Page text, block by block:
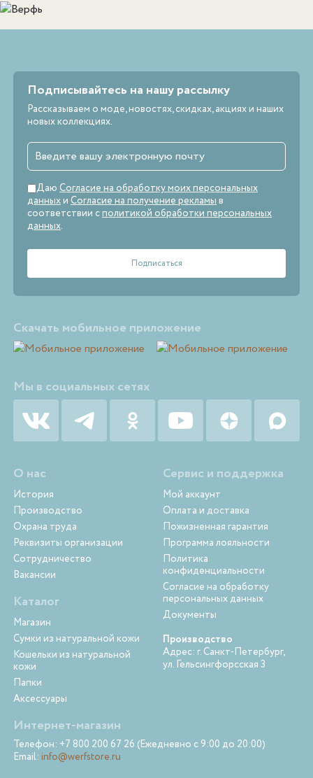
Подписывайтесь на нашу рассылку
Рассказываем о моде, новостях, скидках, акциях и наших
новых коллекциях.
Даю Согласие на обработку моих персональных
данныхи Согласие на получение рекламы в
соответствии сполитикой обработки персональных
данных.
Скачать мобильное приложение
Мы в социальных сетях
О нас
История
Производство
Охрана труда
Реквизиты организации
Сотрудничество
Вакансии
Каталог
Магазин
Сумки из натуральной кожи
Кошельки из натуральной
кожи
Папки
Аксессуары
Сервис и поддержка
Мой аккаунт
Оплата и доставка
Пожизненная гарантия
Программа лояльности
Политика
конфиденциальности
Согласие на обработку
персональных данных
Документы
Производство
Адрес: г. Санкт-Петербург,
ул. Гельсингфорсская 3
Интернет-магазин
Телефон: +7 800 200 67 26 (Ежедневно с 9:00 до 20:00)
Email: info@werfstore.ru